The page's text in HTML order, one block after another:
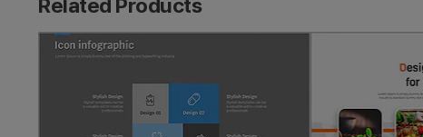
Related Products